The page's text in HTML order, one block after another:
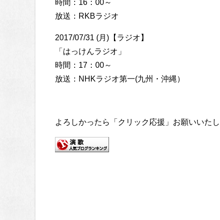
時間：16：00～
放送：RKBラジオ
2017/07/31 (月)【ラジオ】
「はっけんラジオ」
時間：17：00～
放送：NHKラジオ第一(九州・沖縄）
よろしかったら「クリック応援」お願いいた